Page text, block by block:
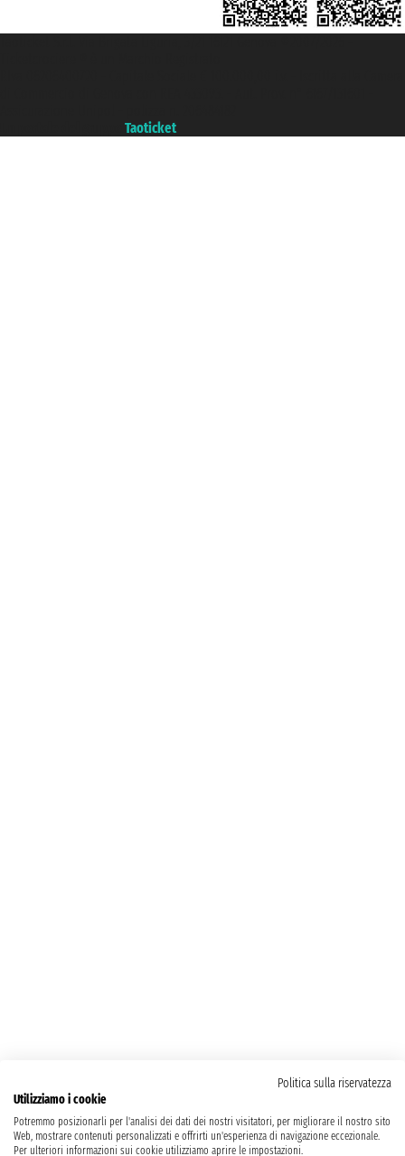
Taoticket
Politica sulla riservatezza
Utilizziamo i cookie
Potremmo posizionarli per l'analisi dei dati dei nostri visitatori, per migliorare il nostro sito
Web, mostrare contenuti personalizzati e offrirti un'esperienza di navigazione eccezionale.
Per ulteriori informazioni sui cookie utilizziamo aprire le impostazioni.